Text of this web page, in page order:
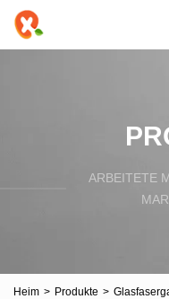
ARBEITETE
Heim > Produkte >